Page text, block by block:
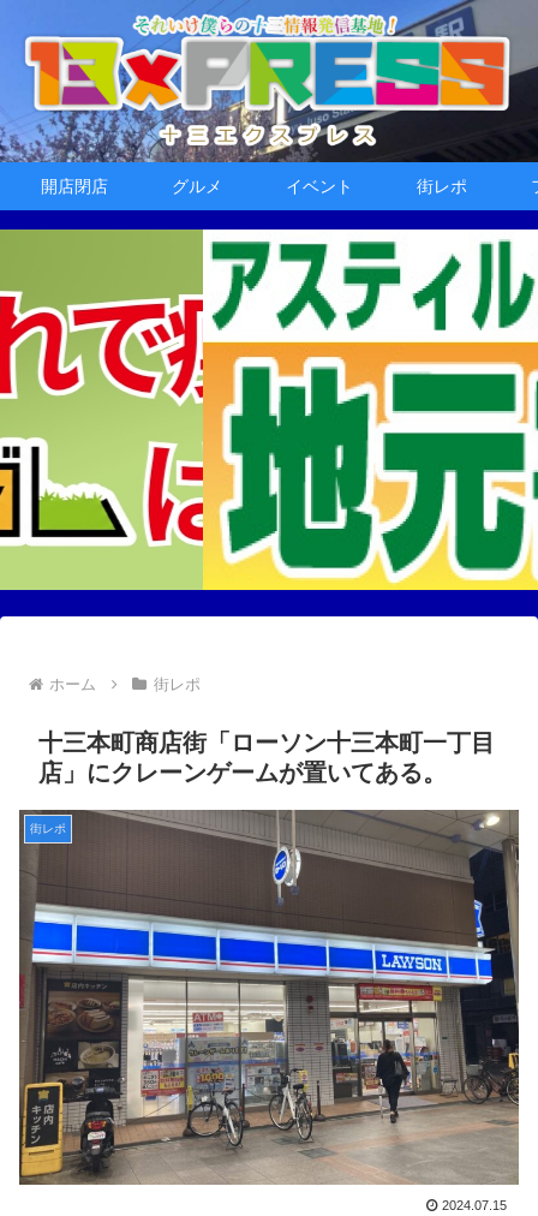
開店閉店 グルメ イベント 街レポ
ホーム 街レポ
十三本町商店街「ローソン十三本町一丁目
店」にクレーンゲームが置いてある。
街レポ
2024.07.15